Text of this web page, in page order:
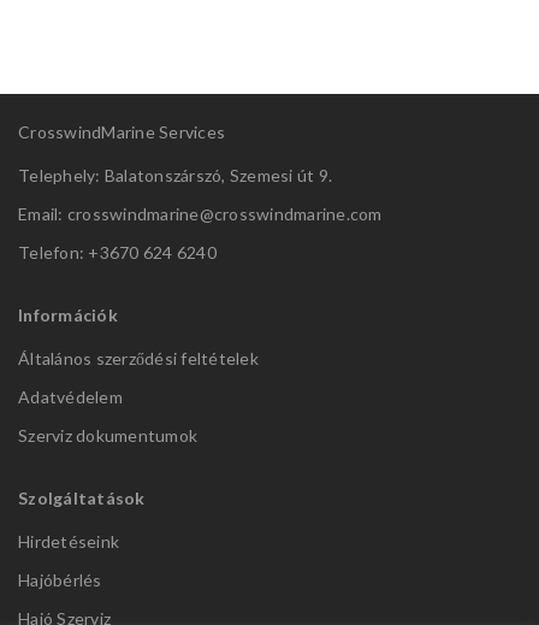
CrosswindMarine Services
Telephely: Balatonszárszó, Szemesi út 9.
Email: crosswindmarine@crosswindmarine.com
Telefon: +3670 624 6240
Információk
Általános szerződési feltételek
Adatvédelem
Szerviz dokumentumok
Szolgáltatások
Hirdetéseink
Hajóbérlés
Hajó Szerviz